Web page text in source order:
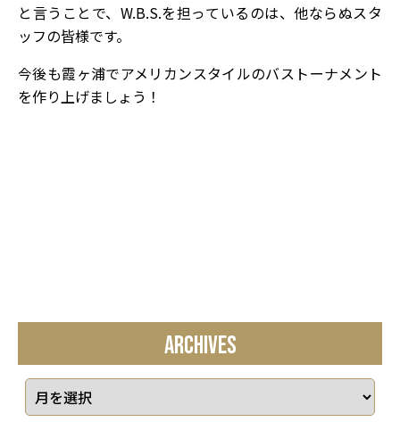
と言うことで、W.B.S.を担っているのは、他ならぬスタ
ッフの皆様です。
今後も霞ヶ浦でアメリカンスタイルのバストーナメント
を作り上げましょう！
ARCHIVES